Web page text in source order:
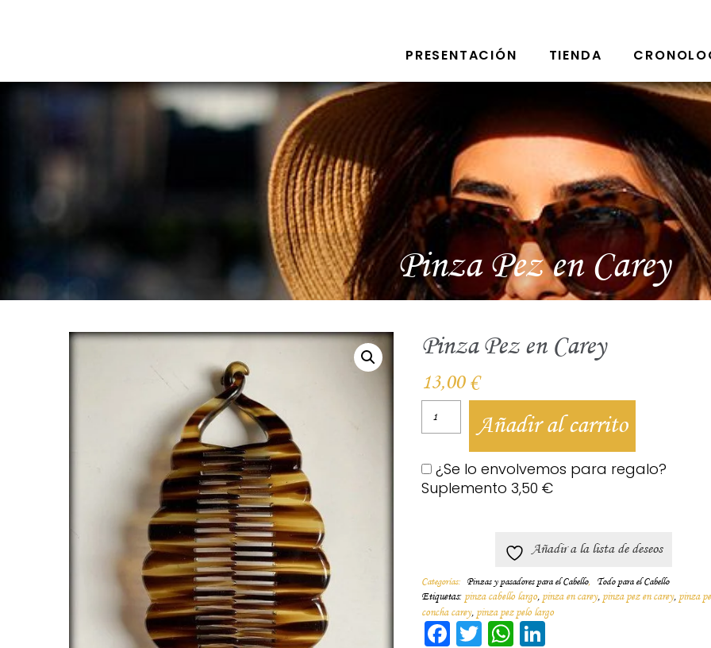
PRESENTACIÓN TIENDA
Pinza Pez en Carey
Pinza Pez en Carey
13,00 €
Añadir al carrito
¿Se lo envolvemos para regalo?
Suplemento 3,50 €
Añadir a la lista de deseos
Categorías: Pinzas y pasadores para el Cabello, Todo para el Cabello
Etiquetas: pinza cabello largo, pinza en carey, pinza pez en carey, pinza
concha carey, pinza pez pelo largo
Facebook
TwitterWhatsApp